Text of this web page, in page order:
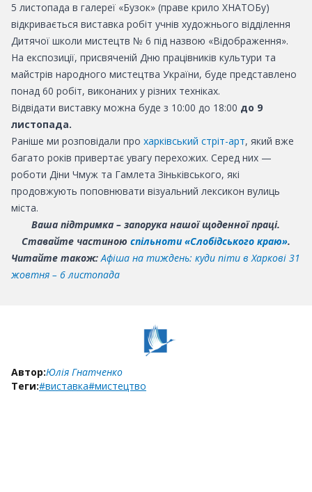
5 листопада в галереї «Бузок» (праве крило ХНАТОБу)
відкривається виставка робіт учнів художнього відділення
Дитячої школи мистецтв № 6 під назвою «Відображення».
На експозиції, присвяченій Дню працівників культури та
майстрів народного мистецтва України, буде представлено
понад 60 робіт, виконаних у різних техніках.
Відвідати виставку можна буде з 10:00 до 18:00 до 9
листопада.
Раніше ми розповідали про харківський стріт-арт, який вже
багато років привертає увагу перехожих. Серед них —
роботи Діни Чмуж та Гамлета Зіньківського, які
продовжують поповнювати візуальний лексикон вулиць
міста.
Ваша підтримка – запорука нашої щоденної праці.
Ставайте частиною спільноти «Слобідського краю».
Читайте також: Афіша на тиждень: куди піти в Харкові 31
жовтня – 6 листопада
Автор:Юлія Гнатченко
Теги:#виставка#мистецтво